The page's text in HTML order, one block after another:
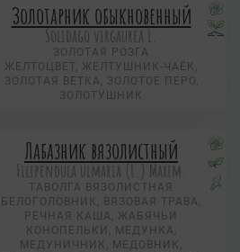
Золотарник обыкновенный
Solidago virgaurea L.
ЗОЛОТАЯ РОЗГА
ЖЕЛТОЦВЕТ, ЖЕЛТУШНИК-ЧАЁК,
ЗОЛОТАЯ ВЕТКА, ЗОЛОТОЕ ПЕРО,
ЗОЛОТУШНИК
Лабазник вязолистный
Filipendula ulmaria (L.) Maxim.
ТАВОЛГА ВЯЗОЛИСТНАЯ
БЕЛОГОЛОВНИК, ВЯЗОВАЯ ТРАВА,
РЕЧНАЯ КАША, ЖАБЯЧЬИ
КОНОПЕЛЬКИ, МЕДУНКА,
МЕДУНИЧНИК, МЕДОВНИК,